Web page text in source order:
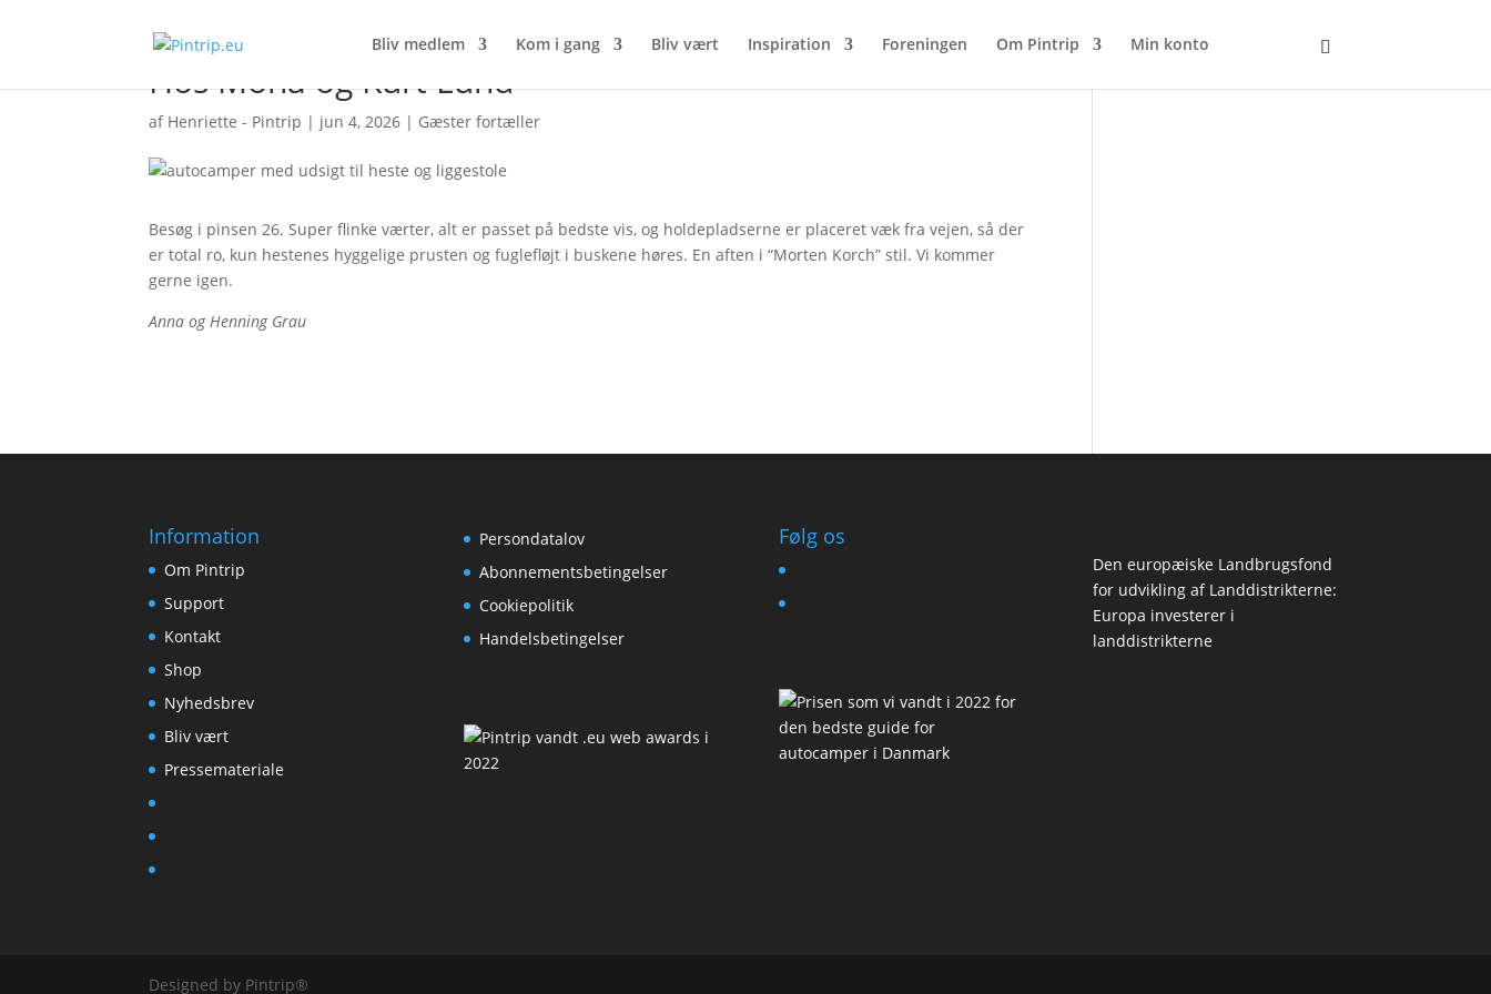
Bliv medlem Kom i gang Bliv vært Inspiration Foreningen Om Pintrip Min konto
Hos Mona og Kurt Lund
af Henriette - Pintrip | jun 4, 2026 | Gæster fortæller
Besøg i pinsen 26. Super flinke værter, alt er passet på bedste vis, og holdepladserne er placeret væk fra vejen, så der
er total ro, kun hestenes hyggelige prusten og fuglefløjt i buskene høres. En aften i “Morten Korch” stil. Vi kommer
gerne igen.
Anna og Henning Grau
Information
Om Pintrip
Support
Kontakt
Shop
Nyhedsbrev
Bliv vært
Pressemateriale
Persondatalov
Abonnementsbetingelser
Cookiepolitik
Handelsbetingelser
Følg os
Den europæiske Landbrugsfond
for udvikling af Landdistrikterne:
Europa investerer i
landdistrikterne
Designed by Pintrip®